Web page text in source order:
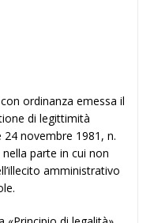
ordinanza emessa il
di legittimità
24 novembre 1981, n.
parte in cui non
amministrativo